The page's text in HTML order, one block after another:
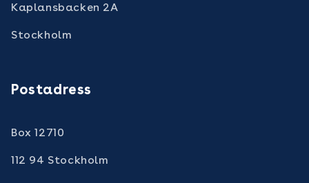
Kaplansbacken 2A
Stockholm
Postadress
Box 12710
112 94 Stockholm